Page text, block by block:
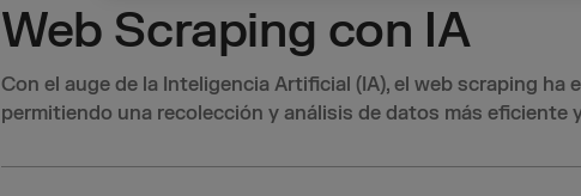
Web Scraping con IA
Con el auge de la Inteligencia Artificial (IA), el web scraping
permitiendo una recolección y análisis de datos más eficiente